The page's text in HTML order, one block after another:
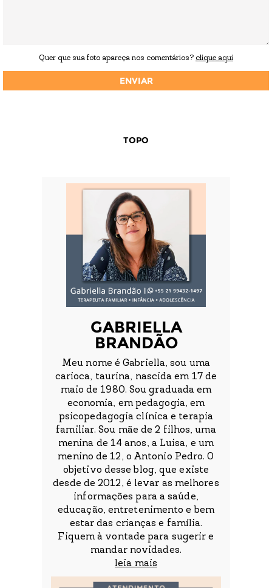
Quer que sua foto apareça nos comentários? clique aqui
TOPO
GABRIELLA
BRANDÃO
Meu nome é Gabriella, sou uma
carioca, taurina, nascida em 17 de
maio de 1980. Sou graduada em
economia, em pedagogia, em
psicopedagogia clínica e terapia
familiar. Sou mãe de 2 filhos, uma
menina de 14 anos, a Luisa, e um
menino de 12, o Antonio Pedro. O
objetivo desse blog, que existe
desde de 2012, é levar as melhores
informações para a saúde,
educação, entretenimento e bem
estar das crianças e família.
Fiquem à vontade para sugerir e
mandar novidades.
leia mais